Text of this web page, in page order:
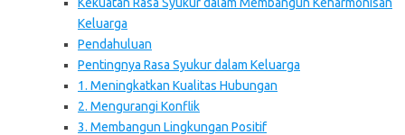
Keluarga
Pendahuluan
Pentingnya Rasa Syukur dalam Keluarga
1. Meningkatkan Kualitas Hubungan
2. Mengurangi Konflik
3. Membangun Lingkungan Positif